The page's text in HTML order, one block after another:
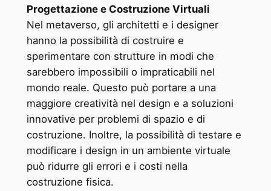
Progettazione e Costruzione Virtuali
Nel metaverso, gli architetti e i designer
hanno la possibilità di costruire e
sperimentare con strutture in modi che
sarebbero impossibili o impraticabili nel
mondo reale. Questo può portare a una
maggiore creatività nel design e a soluzioni
innovative per problemi di spazio e di
costruzione. Inoltre, la possibilità di testare e
modificare i design in un ambiente virtuale
può ridurre gli errori e i costi nella
costruzione fisica.